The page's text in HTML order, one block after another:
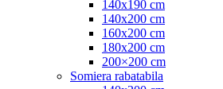
140x190 cm
140x200 cm
160x200 cm
180x200 cm
200×200 cm
Somiera rabatabila